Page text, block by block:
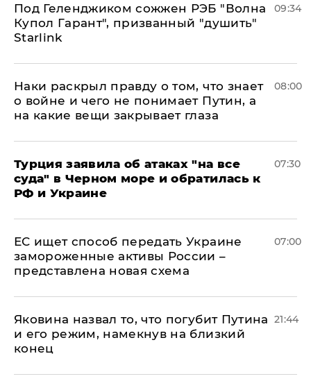
Под Геленджиком сожжен РЭБ "Волна
Купол Гарант", призванный "душить"
Starlink
09:34
Наки раскрыл правду о том, что знает
о войне и чего не понимает Путин, а
на какие вещи закрывает глаза
08:00
Турция заявила об атаках "на все
суда" в Черном море и обратилась к
РФ и Украине
07:30
ЕС ищет способ передать Украине
замороженные активы России –
представлена новая схема
07:00
Яковина назвал то, что погубит Путина
и его режим, намекнув на близкий
конец
21:44